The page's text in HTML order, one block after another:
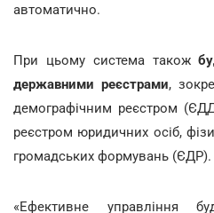
автоматично.
При цьому система також
державними реєстрами,
демографічним реєстром
реєстром юридичних осіб,
громадських формувань (ЄДР).
«Ефективне управління